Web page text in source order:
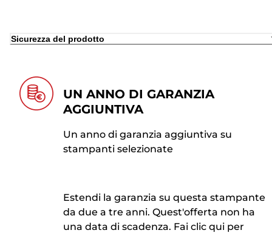
Sicurezza del prodotto
UN ANNO DI GARANZIA
AGGIUNTIVA
Un anno di garanzia aggiuntiva su
stampanti selezionate
Estendi la garanzia su questa stampante
da due a tre anni. Quest'offerta non ha
una data di scadenza. Fai clic qui per